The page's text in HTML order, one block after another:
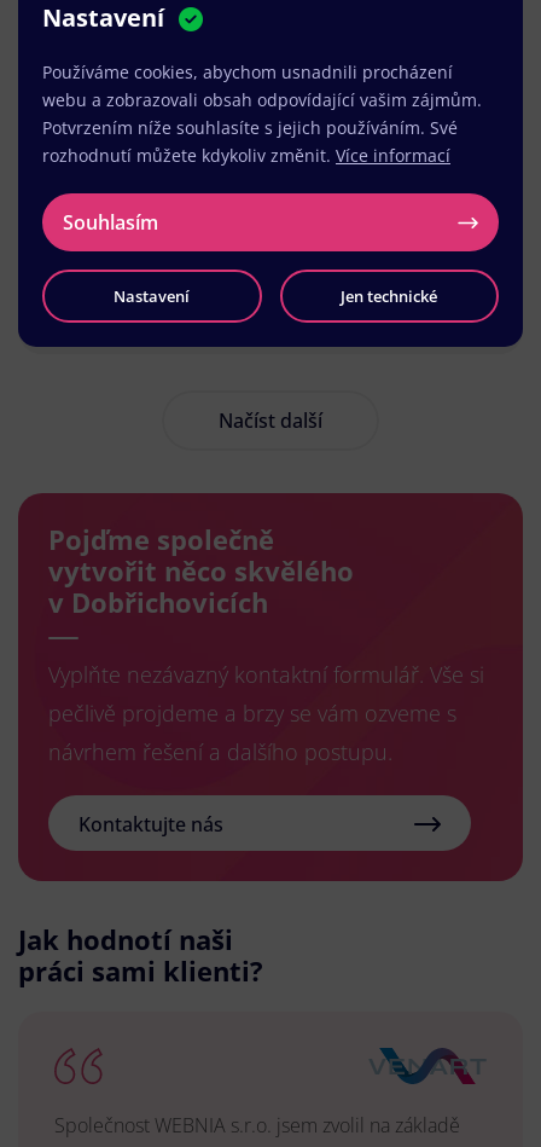
Načíst další
Pojďme společně
vytvořit něco skvělého
v Dobřichovicích
Vyplňte nezávazný kontaktní formulář. Vše si
pečlivě projdeme a brzy se vám ozveme s
návrhem řešení a dalšího postupu.
Kontaktujte nás
Jak hodnotí naši
práci sami klienti?
Společnost WEBNIA s.r.o. jsem zvolil na základě
Nastavení
Používáme cookies, abychom usnadnili procházení
webu a zobrazovali obsah odpovídající vašim zájmům.
Potvrzením níže souhlasíte s jejich používáním. Své
rozhodnutí můžete kdykoliv změnit. Více informací
Souhlasím
Nastavení Jen technické